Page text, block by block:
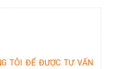
TÔI ĐỂ ĐƯỢC TƯ VẤN